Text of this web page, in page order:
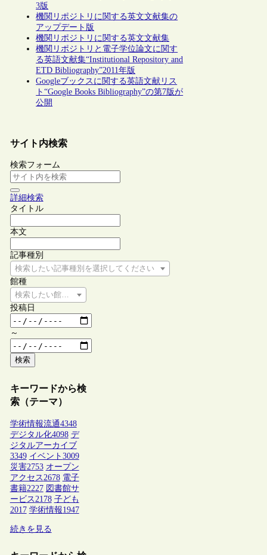
3版
機関リポジトリに関する英文文献集の
アップデート版
機関リポジトリに関する英文文献集
機関リポジトリと電子学位論文に関す
る英語文献集“Institutional Repository and
ETD Bibliography”2011年版
Googleブックスに関する英語文献リス
ト“Google Books Bibliography”の第7版が
公開
サイト内検索
検索フォーム
詳細検索
タイトル
本文
記事種別
検索したい記事種別を選択してください
館種
検索したい館種を選択してください
投稿日
～
検索
キーワードから検
索（テーマ）
学術情報流通4348
デジタル化4098 デ
ジタルアーカイブ
3349 イベント 3009
災害2753 オープン
アクセス 2678 電子
書籍2227 図書館サ
ービス 2178 子ども
2017 学術情報1947
続きを見る